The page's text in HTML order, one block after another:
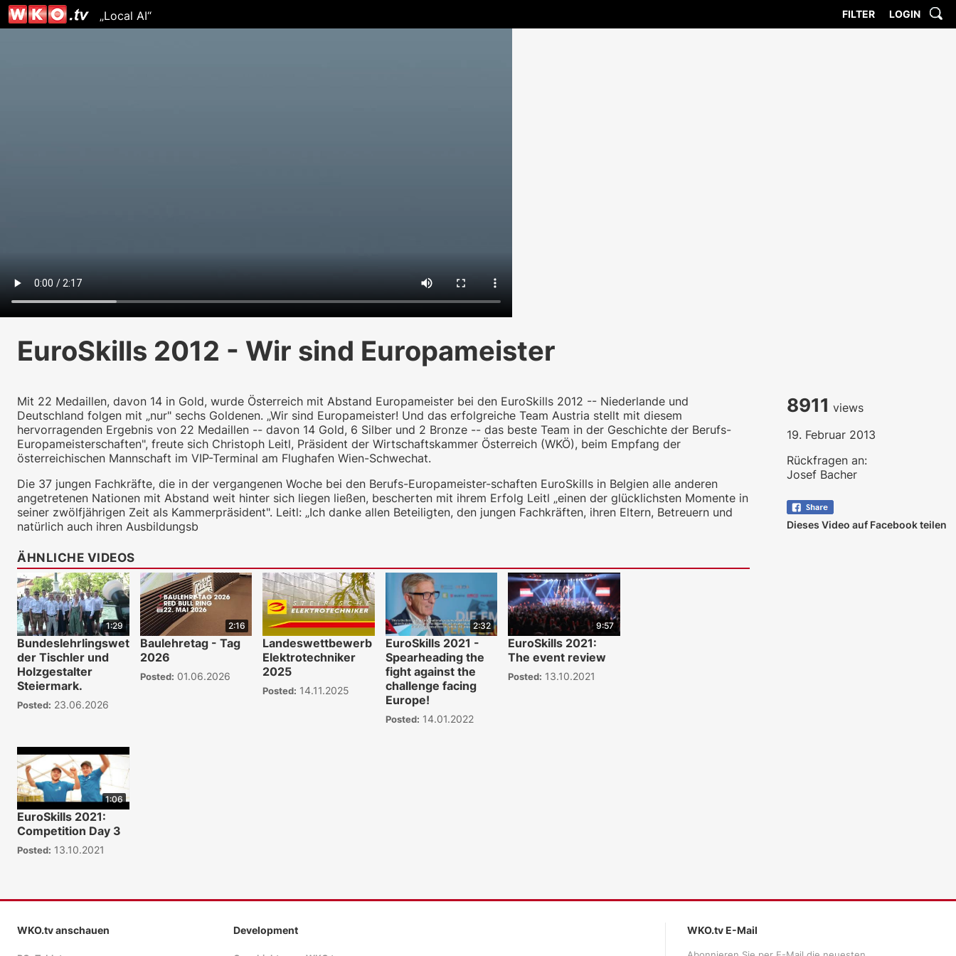
„Local AI“ FILTER LOGIN
EuroSkills 2012 - Wir sind Europameister
Mit 22 Medaillen, davon 14 in Gold, wurde Österreich mit Abstand Europameister bei den EuroSkills 2012 -- Niederlande und
Deutschland folgen mit „nur" sechs Goldenen. „Wir sind Europameister! Und das erfolgreiche Team Austria stellt mit diesem
hervorragenden Ergebnis von 22 Medaillen -- davon 14 Gold, 6 Silber und 2 Bronze -- das beste Team in der Geschichte der Berufs-
Europameisterschaften", freute sich Christoph Leitl, Präsident der Wirtschaftskammer Österreich (WKÖ), beim Empfang der
österreichischen Mannschaft im VIP-Terminal am Flughafen Wien-Schwechat.
Die 37 jungen Fachkräfte, die in der vergangenen Woche bei den Berufs-Europameister-schaften EuroSkills in Belgien alle anderen
angetretenen Nationen mit Abstand weit hinter sich liegen ließen, bescherten mit ihrem Erfolg Leitl „einen der glücklichsten Momente in
seiner zwölfjährigen Zeit als Kammerpräsident". Leitl: „Ich danke allen Beteiligten, den jungen Fachkräften, ihren Eltern, Betreuern und
natürlich auch ihren Ausbildungsb
ÄHNLICHE VIDEOS
1:29
Bundeslehrlingswettbewerb
der Tischler und
Holzgestalter
Steiermark.
Posted: 23.06.2026
2:16
Baulehretag - Tag
2026
Posted: 01.06.2026
Landeswettbewerb
Elektrotechniker
2025
Posted: 14.11.2025
2:32
EuroSkills 2021 -
Spearheading the
fight against the
challenge facing
Europe!
Posted: 14.01.2022
9:57
EuroSkills 2021:
The event review
Posted: 13.10.2021
1:06
EuroSkills 2021:
Competition Day 3
Posted: 13.10.2021
8911 views
19. Februar 2013
Rückfragen an:
Josef Bacher
Dieses Video auf Facebook teilen
WKO.tv anschauen Development WKO.tv E-Mail